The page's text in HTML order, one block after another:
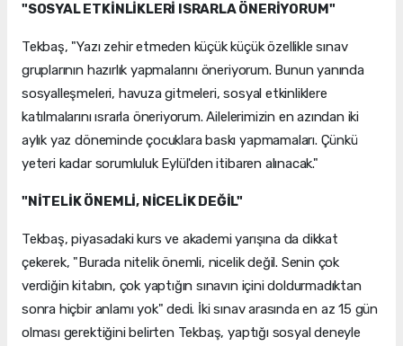
"SOSYAL ETKİNLİKLERİ ISRARLA ÖNERİYORUM"
Tekbaş, "Yazı zehir etmeden küçük küçük özellikle sınav
gruplarının hazırlık yapmalarını öneriyorum. Bunun yanında
sosyalleşmeleri, havuza gitmeleri, sosyal etkinliklere
katılmalarını ısrarla öneriyorum. Ailelerimizin en azından iki
aylık yaz döneminde çocuklara baskı yapmamaları. Çünkü
yeteri kadar sorumluluk Eylül'den itibaren alınacak."
"NİTELİK ÖNEMLİ, NİCELİK DEĞİL"
Tekbaş, piyasadaki kurs ve akademi yarışına da dikkat
çekerek, "Burada nitelik önemli, nicelik değil. Senin çok
verdiğin kitabın, çok yaptığın sınavın içini doldurmadıktan
sonra hiçbir anlamı yok" dedi. İki sınav arasında en az 15 gün
olması gerektiğini belirten Tekbaş, yaptığı sosyal deneyle